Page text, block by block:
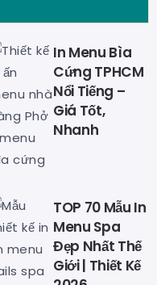
In Menu Bìa
Cứng TPHCM
Nổi Tiếng –
Giá Tốt,
Nhanh
TOP 70 Mẫu In
Menu Spa
Đẹp Nhất Thế
Giới | Thiết Kế